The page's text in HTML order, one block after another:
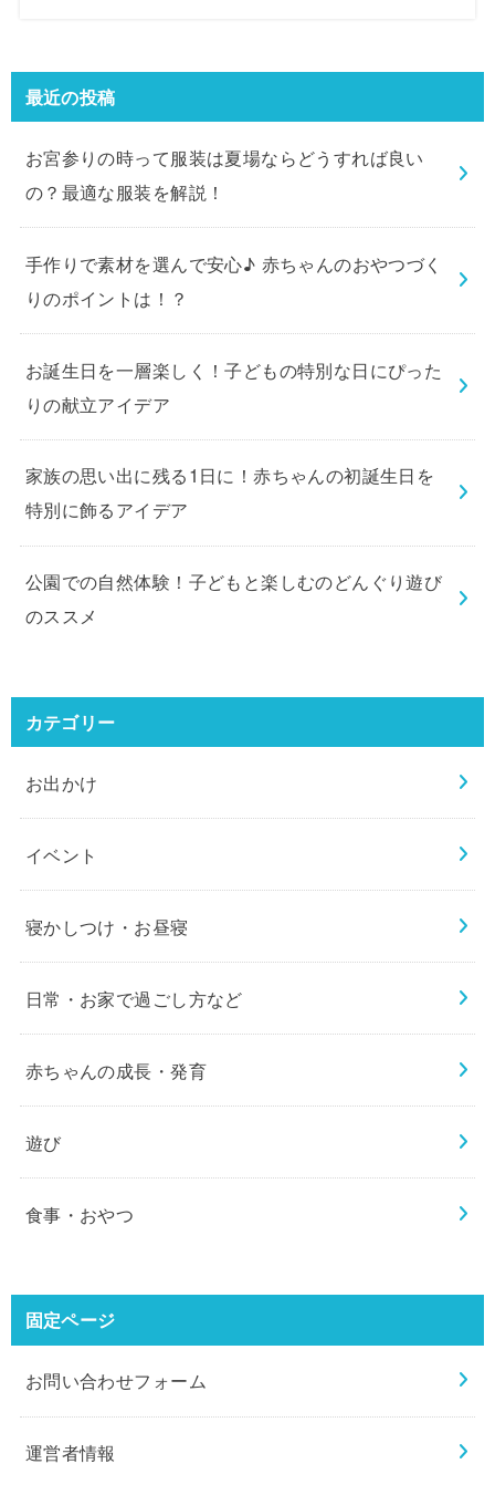
最近の投稿
お宮参りの時って服装は夏場ならどうすれば良い
の？最適な服装を解説！
手作りで素材を選んで安心♪ 赤ちゃんのおやつづく
りのポイントは！？
お誕生日を一層楽しく！子どもの特別な日にぴった
りの献立アイデア
家族の思い出に残る1日に！赤ちゃんの初誕生日を
特別に飾るアイデア
公園での自然体験！子どもと楽しむのどんぐり遊び
のススメ
カテゴリー
お出かけ
イベント
寝かしつけ・お昼寝
日常・お家で過ごし方など
赤ちゃんの成長・発育
遊び
食事・おやつ
固定ページ
お問い合わせフォーム
運営者情報